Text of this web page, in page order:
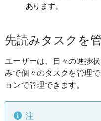
あります。
先読みタスクを
ユーザーは、日々の進捗
みで個々のタスクを管理
ョンで管理できます。
注